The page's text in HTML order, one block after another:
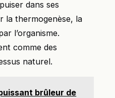
dans ses
la thermogenèse, la
l’organisme.
comme des
naturel.
brûleur de